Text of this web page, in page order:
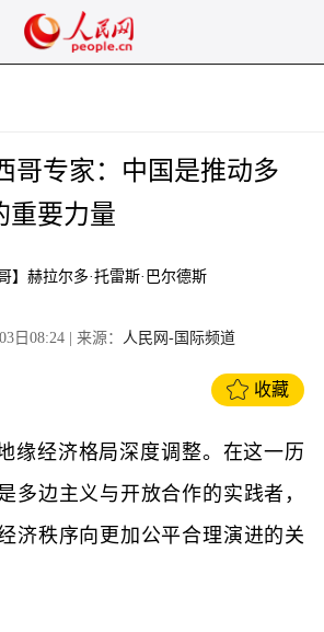
哥专家：中国是推动多
重要力量​
】赫拉尔多·托雷斯·巴尔德斯
日08:24 | 来源： 人民网-国际频道
收藏
缘经济格局深度调整。在这一历
多边主义与开放合作的实践者，
济秩序向更加公平合理演进的关